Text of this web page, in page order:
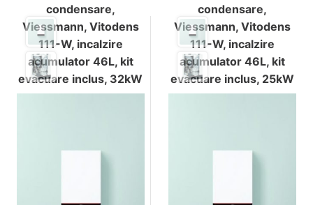
condensare,
Viessmann, Vitodens
111-W, incalzire
acumulator 46L, kit
evacuare inclus, 32kW
condensare,
Viessmann, Vitodens
111-W, incalzire
acumulator 46L, kit
evacuare inclus, 25kW